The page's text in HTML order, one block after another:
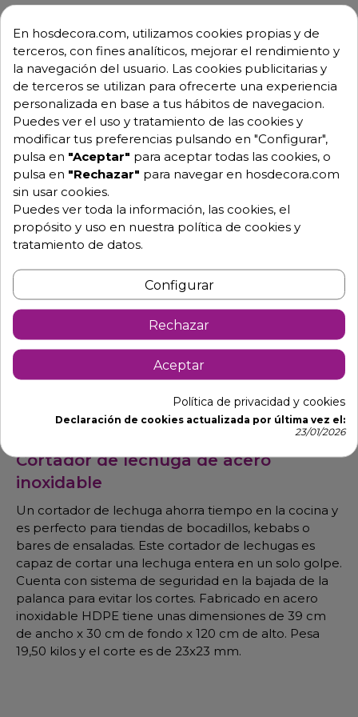
Equipo de expertos a tu servicio.
Garantía mínima de 1 año.
Pago 100% seguro.
Consulta tus dudas con nosotros.
976 25 59 91
info@hosdecora.com
Hablemos
Pide tu presupuesto
Detalles de producto
Cortador de lechuga de acero
inoxidable
Un cortador de lechuga ahorra tiempo en la cocina y
es perfecto para tiendas de bocadillos, kebabs o
bares de ensaladas. Este cortador de lechugas es
capaz de cortar una lechuga entera en un solo golpe.
Cuenta con sistema de seguridad en la bajada de la
palanca para evitar los cortes. Fabricado en acero
inoxidable HDPE tiene unas dimensiones de 39 cm
de ancho x 30 cm de fondo x 120 cm de alto. Pesa
19,50 kilos y el corte es de 23x23 mm.
En hosdecora.com, utilizamos cookies propias y de
terceros, con fines analíticos, mejorar el rendimiento y
la navegación del usuario. Las cookies publicitarias y
de terceros se utilizan para ofrecerte una experiencia
personalizada en base a tus hábitos de navegacion.
Puedes ver el uso y tratamiento de las cookies y
modificar tus preferencias pulsando en "Configurar",
pulsa en "Aceptar" para aceptar todas las cookies, o
pulsa en "Rechazar" para navegar en hosdecora.com
sin usar cookies.
Puedes ver toda la información, las cookies, el
propósito y uso en nuestra política de cookies y
tratamiento de datos.
Configurar
Rechazar
Aceptar
Política de privacidad y cookies
Declaración de cookies actualizada por última vez el:
23/01/2026